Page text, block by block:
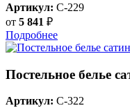
Артикул: C-229
от 5 841 ₽
Подробнее
Постельное белье
Артикул: C-322